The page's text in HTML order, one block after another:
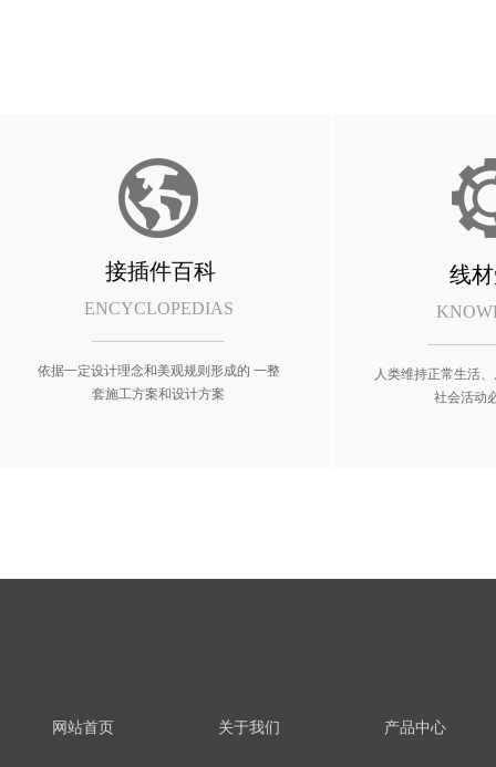
ENCYCLOPEDIAS
人类维持正常生活
社会活动
线
依据一定设计理念和美观规则形成的 一整
套施工方案和设计方案
接插件百科
网站首页 关于我们 产品中心